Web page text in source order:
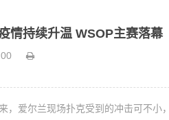
情持续升温 WSOP主赛落幕
，爱尔兰现场扑克受到的冲击可不小